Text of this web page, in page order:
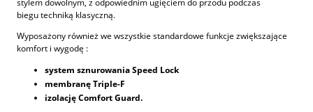
biegu techniką klasyczną.
Wyposażony również we wszystkie standardowe funkcje zwiększające
komfort i wygodę :
system sznurowaniaSpeed Lock
membranę Triple-F
izolację Comfort Guard.